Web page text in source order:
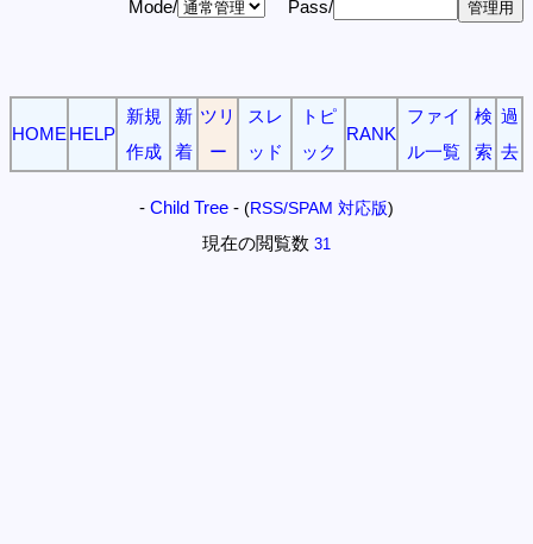
Mode/ Pass/
HOME HELP
新規
作成
新
着
ツリ
ー
スレ
ッド
トピ
ック
RANK
ファイ
ル一覧
検
索
過
去
- Child Tree - (RSS/SPAM 対応版)
現在の閲覧数 31